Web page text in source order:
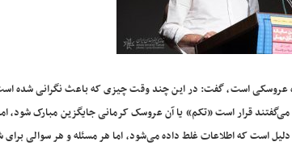
عروسکی است، گفت: در این چند وقت چیزی که باعث نگرانی شده
قرار است «تکم» یا آن عروسک کرمانی جایگزین مبارک شود،
است که اطلاعات غلط داده می‌شود، اما هر مسئله و هر سوالی برای